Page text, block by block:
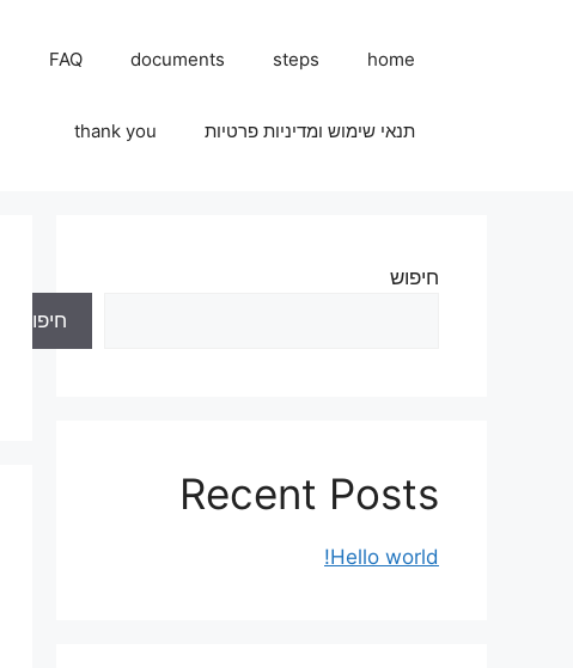
home
steps
documents
FAQ
תנאי שימוש ומדיניות פרטיות thank you
חיפוש
חיפוש
Recent Posts
Hello world!